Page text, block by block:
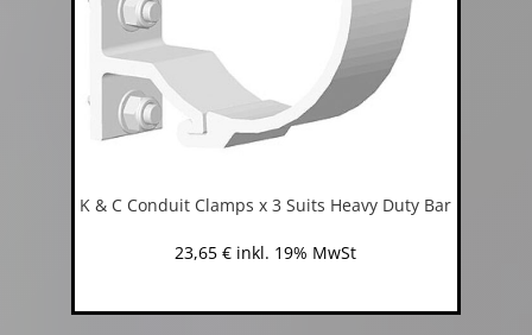
K & C Conduit Clamps x 3 Suits Heavy Duty Bar
23,65€ inkl. 19% MwSt